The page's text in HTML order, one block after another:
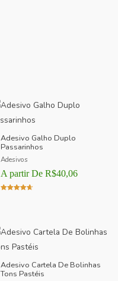
Adesivo Galho Duplo
Passarinhos
Adesivos
A partir De R$40,06
Adesivo Cartela De Bolinhas
Tons Pastéis